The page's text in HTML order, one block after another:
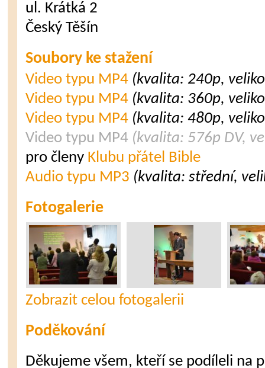
ul. Krátká 2
Český Těšín
Soubory ke stažení
Video typu MP4 (kvalita: 240p,
Video typu MP4 (kvalita: 360p,
Video typu MP4 (kvalita: 480p,
Video typu MP4 (kvalita: 576p DV,
pro členy Klubu přátel Bible
Audio typu MP3 (kvalita: střední,
Fotogalerie
Zobrazit celou fotogalerii
Poděkování
Děkujeme všem, kteří se podíleli na